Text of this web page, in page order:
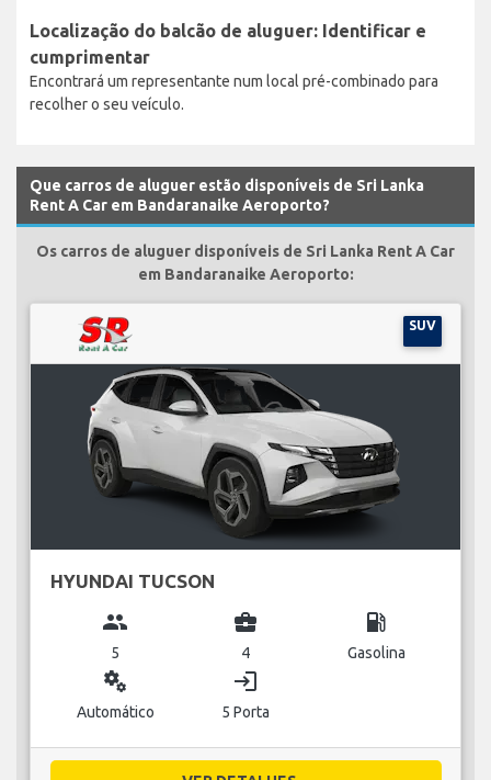
Localização do balcão de aluguer: Identificar e
cumprimentar
Encontrará um representante num local pré-combinado para
recolher o seu veículo.
Que carros de aluguer estão disponíveis de Sri Lanka
Rent A Car em Bandaranaike Aeroporto?
Os carros de aluguer disponíveis de Sri Lanka Rent A Car
em Bandaranaike Aeroporto:
SUV
HYUNDAI TUCSON
group
5
business_center
4
local_gas_station
Gasolina
miscellaneous_services
Automático
login
5 Porta